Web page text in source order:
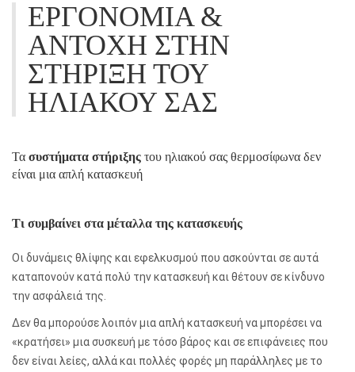
ΕΡΓΟΝΟΜΊΑ &
ΑΝΤΟΧΉ ΣΤΗΝ
ΣΤΉΡΙΞΗ ΤΟΥ
ΗΛΙΑΚΟΎ ΣΑΣ
Τα συστήματα στήριξης του ηλιακού σας θερμοσίφωνα δεν
είναι μια απλή κατασκευή
Τι συμβαίνει στα μέταλλα της κατασκευής
Οι δυνάμεις θλίψης και εφελκυσμού που ασκούνται σε αυτά
καταπονούν κατά πολύ την κατασκευή και θέτουν σε κίνδυνο
την ασφάλειά της.
Δεν θα μπορούσε λοιπόν μια απλή κατασκευή να μπορέσει να
«κρατήσει» μια συσκευή με τόσο βάρος και σε επιφάνειες που
δεν είναι λείες, αλλά και πολλές φορές μη παράλληλες με το